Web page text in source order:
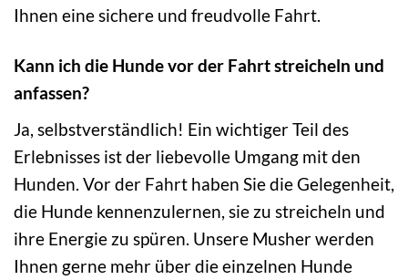
Ihnen eine sichere und freudvolle Fahrt.
Kann ich die Hunde vor der Fahrt streicheln und
anfassen?
Ja, selbstverständlich! Ein wichtiger Teil des
Erlebnisses ist der liebevolle Umgang mit den
Hunden. Vor der Fahrt haben Sie die Gelegenheit,
die Hunde kennenzulernen, sie zu streicheln und
ihre Energie zu spüren. Unsere Musher werden
Ihnen gerne mehr über die einzelnen Hunde